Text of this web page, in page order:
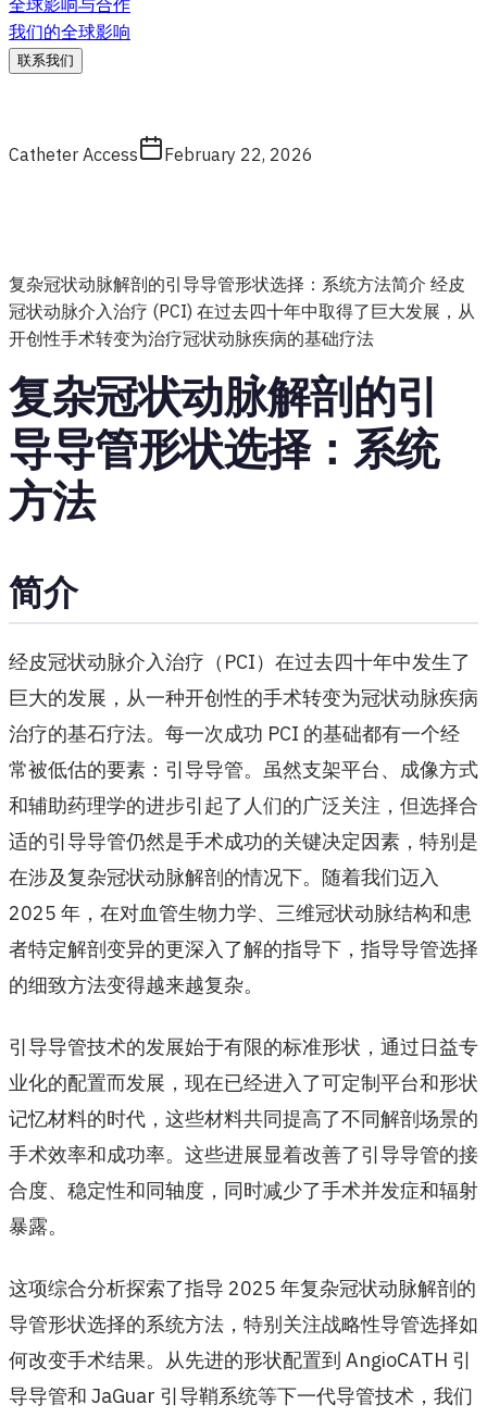
全球影响与合作
我们的全球影响
联系我们
Catheter Access February 22, 2026
复杂冠状动脉解剖的引导导管形状选择：系统方法简介 经皮
冠状动脉介入治疗 (PCI) 在过去四十年中取得了巨大发展，从
开创性手术转变为治疗冠状动脉疾病的基础疗法
复杂冠状动脉解剖的引
导导管形状选择：系统
方法
简介
经皮冠状动脉介入治疗（PCI）在过去四十年中发生了
巨大的发展，从一种开创性的手术转变为冠状动脉疾病
治疗的基石疗法。每一次成功 PCI 的基础都有一个经
常被低估的要素：引导导管。虽然支架平台、成像方式
和辅助药理学的进步引起了人们的广泛关注，但选择合
适的引导导管仍然是手术成功的关键决定因素，特别是
在涉及复杂冠状动脉解剖的情况下。随着我们迈入
2025 年，在对血管生物力学、三维冠状动脉结构和患
者特定解剖变异的更深入了解的指导下，指导导管选择
的细致方法变得越来越复杂。
引导导管技术的发展始于有限的标准形状，通过日益专
业化的配置而发展，现在已经进入了可定制平台和形状
记忆材料的时代，这些材料共同提高了不同解剖场景的
手术效率和成功率。这些进展显着改善了引导导管的接
合度、稳定性和同轴度，同时减少了手术并发症和辐射
暴露。
这项综合分析探索了指导 2025 年复杂冠状动脉解剖的
导管形状选择的系统方法，特别关注战略性导管选择如
何改变手术结果。从先进的形状配置到 AngioCATH 引
导导管和 JaGuar 引导鞘系统等下一代导管技术，我们